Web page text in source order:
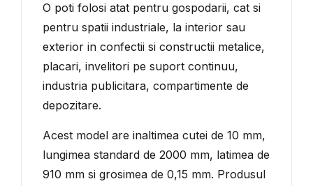
O poti folosi atat pentru gospodarii, cat si
pentru spatii industriale, la interior sau
exterior in confectii si constructii metalice,
placari, invelitori pe suport continuu,
industria publicitara, compartimente de
depozitare.
Acest model are inaltimea cutei de 10 mm,
lungimea standard de 2000 mm, latimea de
910 mm si grosimea de 0,15 mm. Produsul